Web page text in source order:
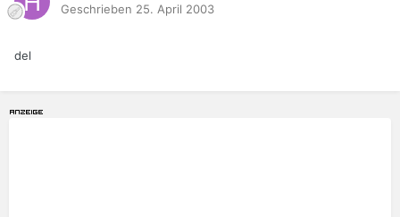
Geschrieben 25. April 2003
del